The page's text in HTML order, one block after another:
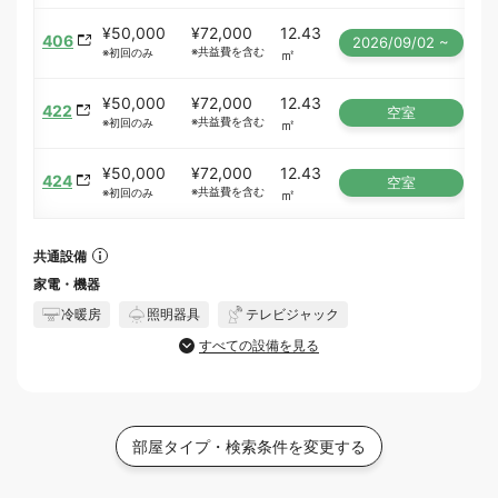
406 ¥50,000
※初回のみ
¥72,000
※共益費を含む
12.43
㎡
2026/09/02 ~
422 ¥50,000
※初回のみ
¥72,000
※共益費を含む
12.43
㎡
空室
424 ¥50,000
※初回のみ
¥72,000
※共益費を含む
12.43
㎡
空室
共通設備
家電・機器
冷暖房
照明器具 テレビジャック
すべての設備を見る
部屋タイプ・検索条件を変更する